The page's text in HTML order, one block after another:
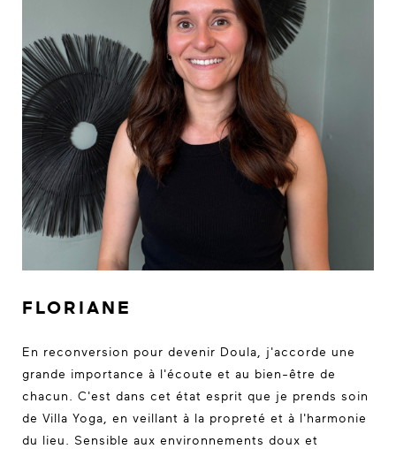
FLORIANE
En reconversion pour devenir Doula, j'accorde une
grande importance à l'écoute et au bien-être de
chacun. C'est dans cet état esprit que je prends soin
de Villa Yoga, en veillant à la propreté et à l'harmonie
du lieu. Sensible aux environnements doux et